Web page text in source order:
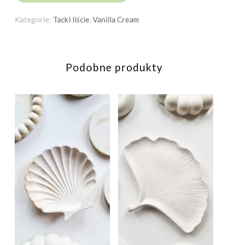
Kategorie: Tacki liście,Vanilla Cream
Podobne produkty